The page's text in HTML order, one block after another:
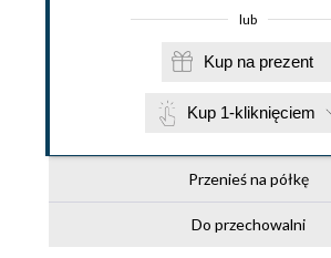
lub
Kup na prezent
Kup 1-kliknięciem
Przenieś na półkę
Do przechowalni